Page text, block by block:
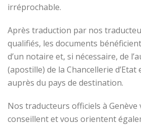
irréprochable.
Après traduction par nos
qualifiés, les documents
d’un notaire et, si nécessaire, de
(apostille) de la Chancellerie
auprès du pays de destination.
Nos traducteurs officiels à
conseillent et vous orientent